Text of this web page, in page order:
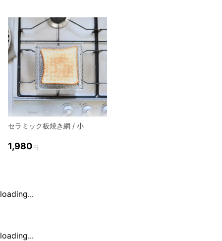
セラミック板焼き網 / 小
1,980 円
loading...
loading...